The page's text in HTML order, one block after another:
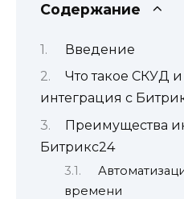
Содержание
Введение
Что такое СКУД
интеграция с
Преимущества
Битрикс24
времени